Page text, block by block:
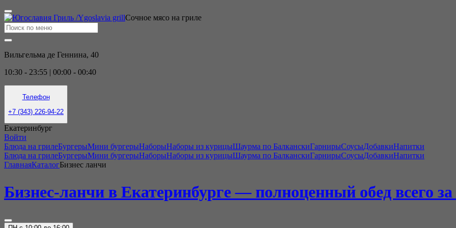
Сочное мясо на гриле
Вильгельма де Геннина, 40
10:30 - 23:55 | 00:00 - 00:40
Телефон
+7 (343) 226-94-22
Екатеринбург
Войти
Блюда на грилеБургерыМини бургерыНаборыНаборы из курицыШаурма по БалканскиГарнирыСоусыДобавкиНапитки
Блюда на грилеБургерыМини бургерыНаборыНаборы из курицыШаурма по БалканскиГарнирыСоусыДобавкиНапитки
ГлавнаяКаталогБизнес ланчи
Бизнес-ланчи в Екатеринбурге — полноценный обед всего